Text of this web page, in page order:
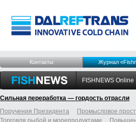
Контакты Журнал
FISHNEWS Online
Сильная переработка — гордость отрасли
Поручения Президента
Промысловое
Торговля рыбой и морепродуктами